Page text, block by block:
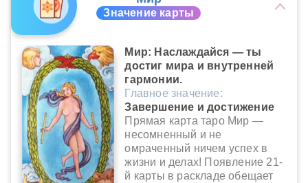
Значение карты
Мир: Наслаждайся — ты
достиг мира и внутренней
гармонии.
Главное значение:
Завершение и достижение
Прямая карта таро Мир —
несомненный и не
омраченный ничем успех в
жизни и делах! Появление 21-
й карты в раскладе обещает